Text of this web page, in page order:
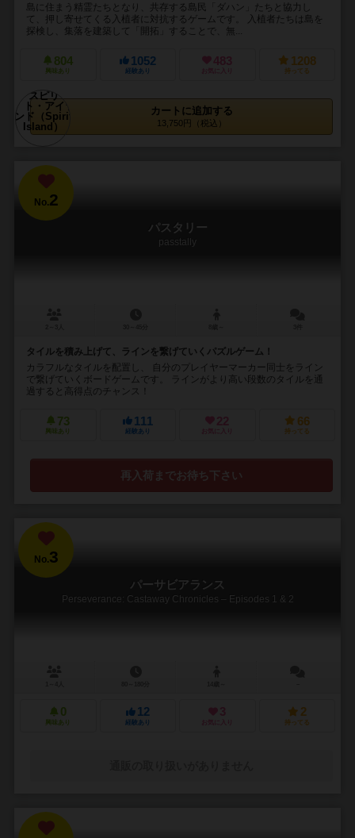
島に住まう精霊たちとなり、共存する島民「ダハン」たちと協力し
て、押し寄せてくる入植者に対抗するゲームです。 入植者たちは島を
探検し、集落を建築して「開拓」することで、無...
804
興味あり
1052
経験あり
483
お気に入り
1208
持ってる
カートに追加する
13,750円（税込）
No.2
パスタリー
passtally
タイルを積み上げて、ラインを繋げていくパズルゲーム！
カラフルなタイルを配置し、 自分のプレイヤーマーカー同士をライン
で繋げていくボードゲームです。 ラインがより高い段数のタイルを通
過すると高得点のチャンス！
73
興味あり
111
経験あり
22
お気に入り
66
持ってる
再入荷までお待ち下さい
No.3
パーサビアランス
Perseverance: Castaway Chronicles – Episodes 1 & 2
0
興味あり
12
経験あり
3
お気に入り
2
持ってる